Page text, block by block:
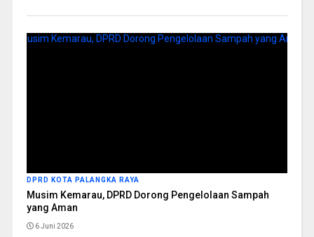
DPRD KOTA PALANGKA RAYA
Musim Kemarau, DPRD Dorong Pengelolaan Sampah
yang Aman
6 Juni 2026